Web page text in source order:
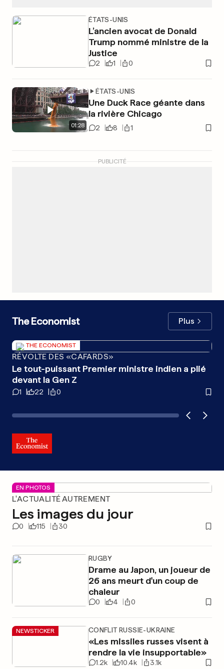
ÉTATS-UNIS
L’ancien avocat de Donald
Trump nommé ministre de la
Justice
2 1 0
01:28
ÉTATS-UNIS
Une Duck Race géante dans
la rivière Chicago
2 8 1
PUBLICITÉ
The Economist Plus
THE ECONOMIST
RÉVOLTE DES «CAFARDS»
Le tout-puissant Premier ministre indien a plié
devant la Gen Z
1 22 0
EN PHOTOS
L'ACTUALITÉ AUTREMENT
Les images du jour
0 115 30
RUGBY
Drame au Japon, un joueur de
26 ans meurt d'un coup de
chaleur
0 4 0
NEWSTICKER CONFLIT RUSSIE-UKRAINE
«Les missiles russes visent à
rendre la vie insupportable»
1.2k 10.4k 3.1k